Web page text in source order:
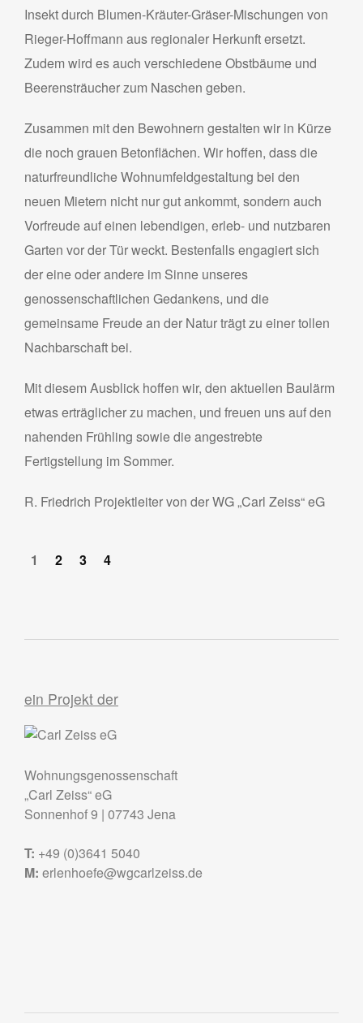
Insekt durch Blumen-Kräuter-Gräser-Mischungen von
Rieger-Hoffmann aus regionaler Herkunft ersetzt.
Zudem wird es auch verschiedene Obstbäume und
Beerensträucher zum Naschen geben.
Zusammen mit den Bewohnern gestalten wir in Kürze
die noch grauen Betonflächen. Wir hoffen, dass die
naturfreundliche Wohnumfeldgestaltung bei den
neuen Mietern nicht nur gut ankommt, sondern auch
Vorfreude auf einen lebendigen, erleb- und nutzbaren
Garten vor der Tür weckt. Bestenfalls engagiert sich
der eine oder andere im Sinne unseres
genossenschaftlichen Gedankens, und die
gemeinsame Freude an der Natur trägt zu einer tollen
Nachbarschaft bei.
Mit diesem Ausblick hoffen wir, den aktuellen Baulärm
etwas erträglicher zu machen, und freuen uns auf den
nahenden Frühling sowie die angestrebte
Fertigstellung im Sommer.
R. Friedrich Projektleiter von der WG „Carl Zeiss“ eG
1 2 3 4
ein Projekt der
Wohnungsgenossenschaft
„Carl Zeiss“ eG
Sonnenhof 9 | 07743 Jena
T: +49 (0)3641 5040
M: erlenhoefe@wgcarlzeiss.de